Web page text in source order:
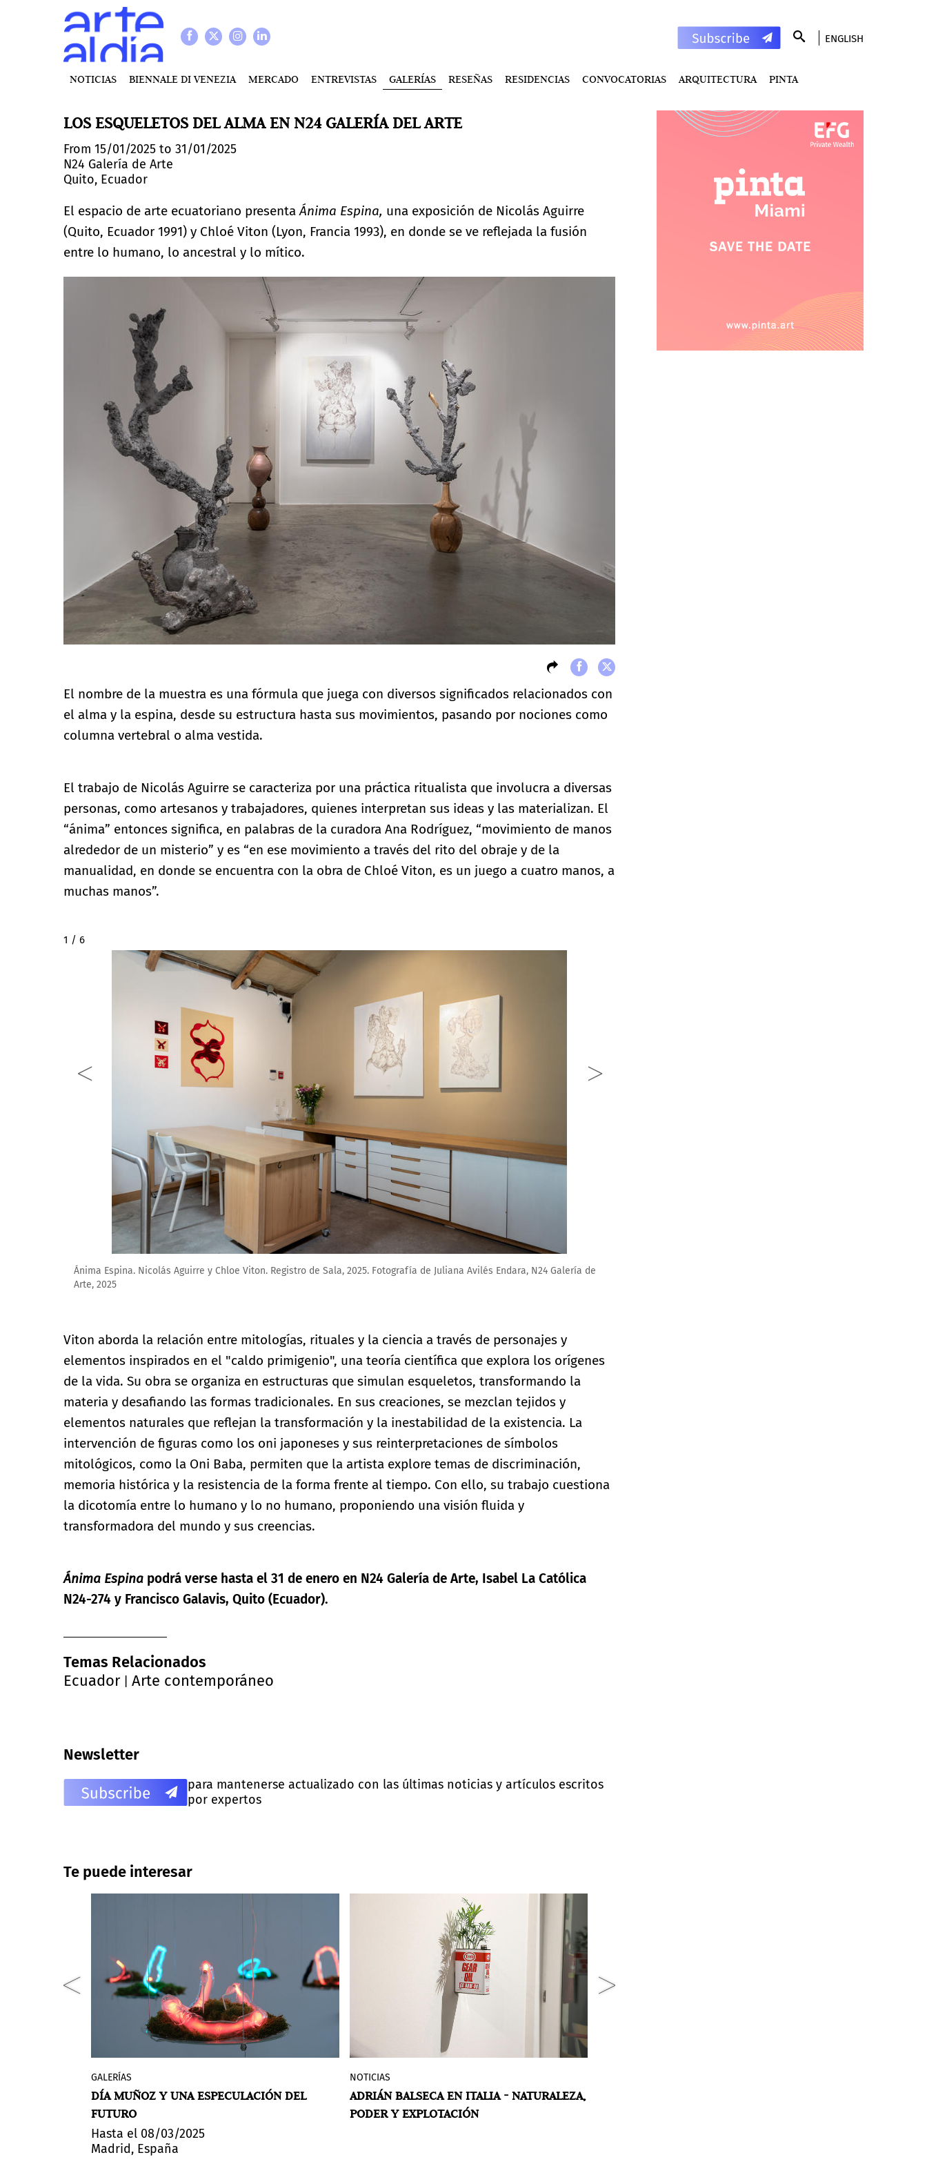
ENGLISH
NOTICIAS BIENNALE DI VENEZIA MERCADO ENTREVISTAS GALERÍAS RESEÑAS RESIDENCIAS CONVOCATORIAS ARQUITECTURA PINTA
LOS ESQUELETOS DEL ALMA EN N24 GALERÍA DEL ARTE
From 15/01/2025 to 31/01/2025
N24 Galería de Arte
Quito, Ecuador
El espacio de arte ecuatoriano presentaÁnima Espina, una exposición de Nicolás Aguirre
(Quito, Ecuador 1991) y Chloé Viton (Lyon, Francia 1993), en donde se ve reflejada la fusión
entre lo humano, lo ancestral y lo mítico.
El nombre de la muestra es una fórmula que juega con diversos significados relacionados con
el alma y la espina, desde su estructura hasta sus movimientos, pasando por nociones como
columna vertebral o alma vestida.
El trabajo de Nicolás Aguirre se caracteriza por una práctica ritualista que involucra a diversas
personas, como artesanos y trabajadores, quienes interpretan sus ideas y las materializan. El
“ánima” entonces significa, en palabras de la curadora Ana Rodríguez, “movimiento de manos
alrededor de un misterio” y es “en ese movimiento a través del rito del obraje y de la
manualidad, en donde se encuentra con la obra de Chloé Viton, es un juego a cuatro manos, a
muchas manos”.
2 / 6
Ánima Espina. Nicolás Aguirre y Chloe Viton. Registro de Sala, 2025. Fotografía de Hugo Pico, N24 Galería de Arte, 2025
Viton aborda la relación entre mitologías, rituales y la ciencia a través de personajes y
elementos inspirados en el "caldo primigenio", una teoría científica que explora los orígenes
de la vida. Su obra se organiza en estructuras que simulan esqueletos, transformando la
materia y desafiando las formas tradicionales. En sus creaciones, se mezclan tejidos y
elementos naturales que reflejan la transformación y la inestabilidad de la existencia. La
intervención de figuras como los oni japoneses y sus reinterpretaciones de símbolos
mitológicos, como la Oni Baba, permiten que la artista explore temas de discriminación,
memoria histórica y la resistencia de la forma frente al tiempo. Con ello, su trabajo cuestiona
la dicotomía entre lo humano y lo no humano, proponiendo una visión fluida y
transformadora del mundo y sus creencias.
Ánima Espina podrá verse hasta el 31 de enero en N24 Galería de Arte, Isabel La Católica
N24-274 y Francisco Galavis, Quito (Ecuador).
Temas Relacionados
Ecuador | Arte contemporáneo
Newsletter
para mantenerse actualizado con las últimas noticias y artículos escritos
por expertos
Te puede interesar
La propuesta de Día Muñoz (Guayaquil,
Ecuador, 1989) transita por las ideas
materializadas de un futuro
posthumanista desde una perspectiva
especulativa en su reciente exposición
GALERÍAS
DÍA MUÑOZ Y UNA ESPECULACIÓN DEL
FUTURO
Hasta el 08/03/2025
Madrid, España
PAV Parco Arte Vivente presentó la
primera exposición individual en Italia
del artista ecuatoriano Adrián Balseca
NOTICIAS
ADRIÁN BALSECA EN ITALIA - NATURALEZA,
PODER Y EXPLOTACIÓN